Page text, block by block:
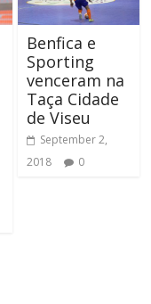
Benfica e
Sporting
venceram na
Taça Cidade
de Viseu
September 2,
2018
0